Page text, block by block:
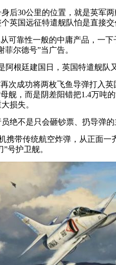
30公里的位置，就是英军两
英国远征特遣舰队怕是直接交
靠性一般的中庸产品，一下
菲尔德号”当广告。
根廷建国日，英国特遣舰队又
成功将两枚飞鱼导弹打入英
舰，而是阴差阳错把1.4万吨
损失。
不是只会砸钞票、扔导弹的
带传统航空炸弹，从正面一
号护卫舰。